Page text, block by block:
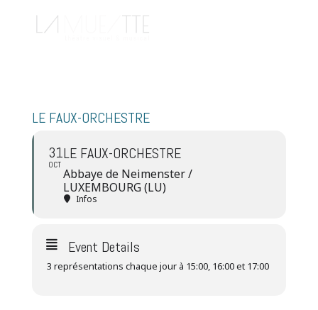
LE FAUX-ORCHESTRE
31
OCT
LE FAUX-ORCHESTRE
Abbaye de Neimenster /
LUXEMBOURG (LU)
Infos
Event Details
3 représentations chaque jour à 15:00, 16:00 et 17:00